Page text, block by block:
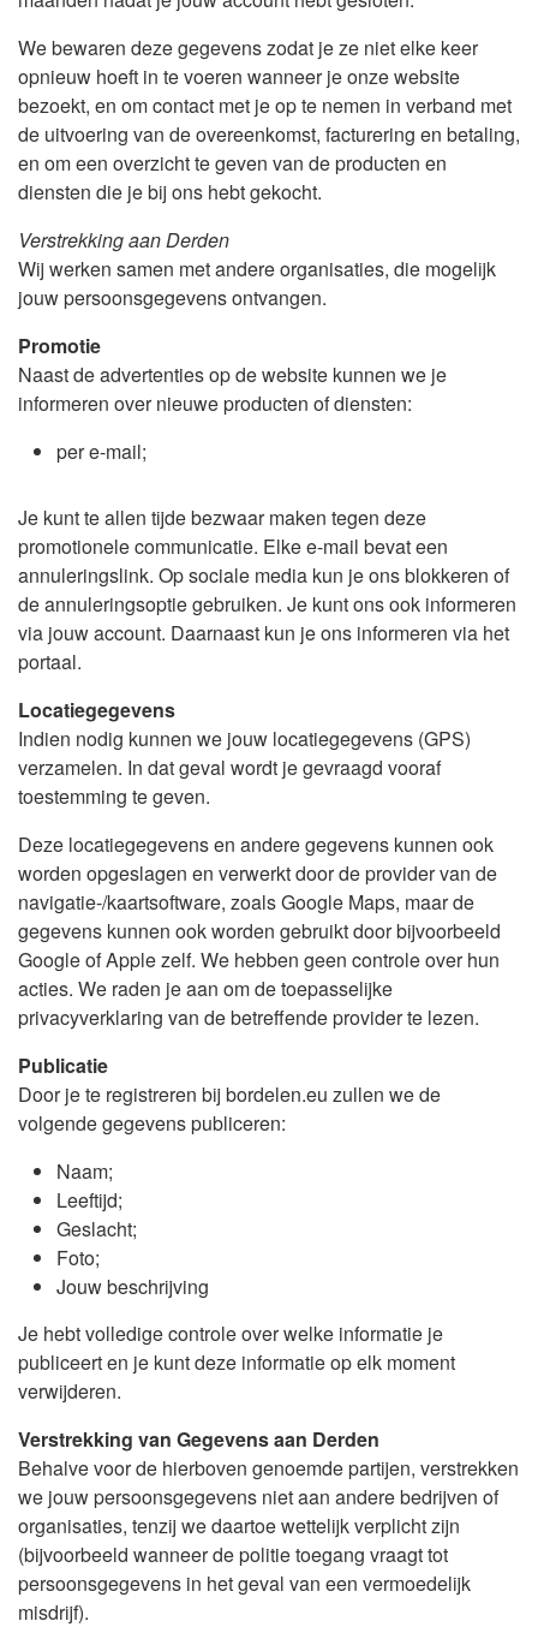
We bewaren deze gegevens zodat je ze niet elke keer
opnieuw hoeft in te voeren wanneer je onze website
bezoekt, en om contact met je op te nemen in verband met
de uitvoering van de overeenkomst, facturering en betaling,
en om een overzicht te geven van de producten en
diensten die je bij ons hebt gekocht.
Verstrekking aan Derden
Wij werken samen met andere organisaties, die mogelijk
jouw persoonsgegevens ontvangen.
Promotie
Naast de advertenties op de website kunnen we je
informeren over nieuwe producten of diensten:
per e-mail;
Je kunt te allen tijde bezwaar maken tegen deze
promotionele communicatie. Elke e-mail bevat een
annuleringslink. Op sociale media kun je ons blokkeren of
de annuleringsoptie gebruiken. Je kunt ons ook informeren
via jouw account. Daarnaast kun je ons informeren via het
portaal.
Locatiegegevens
Indien nodig kunnen we jouw locatiegegevens (GPS)
verzamelen. In dat geval wordt je gevraagd vooraf
toestemming te geven.
Deze locatiegegevens en andere gegevens kunnen ook
worden opgeslagen en verwerkt door de provider van de
navigatie-/kaartsoftware, zoals Google Maps, maar de
gegevens kunnen ook worden gebruikt door bijvoorbeeld
Google of Apple zelf. We hebben geen controle over hun
acties. We raden je aan om de toepasselijke
privacyverklaring van de betreffende provider te lezen.
Publicatie
Door je te registreren bij bordelen.eu zullen we de
volgende gegevens publiceren:
Naam;
Leeftijd;
Geslacht;
Foto;
Jouw beschrijving
Je hebt volledige controle over welke informatie je
publiceert en je kunt deze informatie op elk moment
verwijderen.
Verstrekking van Gegevens aan Derden
Behalve voor de hierboven genoemde partijen, verstrekken
we jouw persoonsgegevens niet aan andere bedrijven of
organisaties, tenzij we daartoe wettelijk verplicht zijn
(bijvoorbeeld wanneer de politie toegang vraagt tot
persoonsgegevens in het geval van een vermoedelijk
misdrijf).